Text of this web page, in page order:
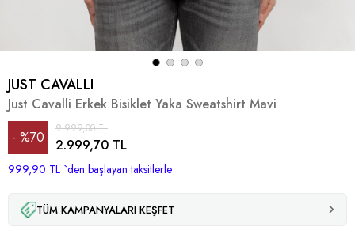
JUST CAVALLI
Just Cavalli Erkek Bisiklet Yaka Sweatshirt Mavi
%70
İndirim
9.999,00 TL
2.999,70 TL
999,90 TL `den başlayan taksitlerle
TÜM KAMPANYALARI KEŞFET